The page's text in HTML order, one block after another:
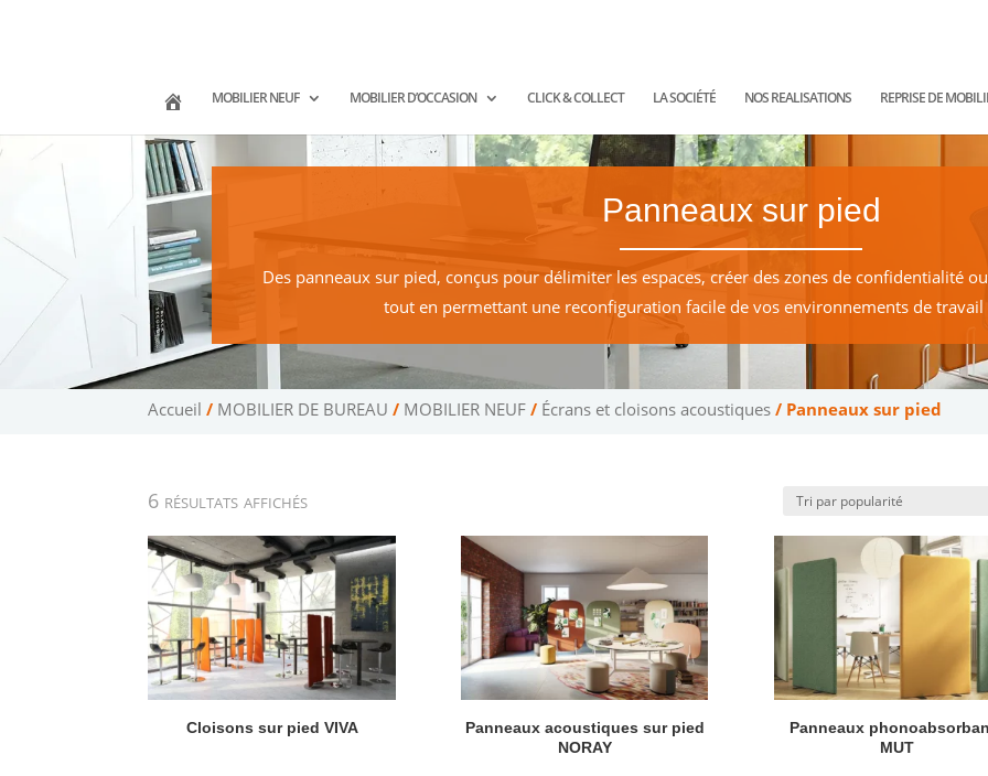
MOBILIER NEUF MOBILIER D’OCCASION CLICK & COLLECT LA SOCIÉTÉ NOS REALISATIONS REPRISE DE
Panneaux sur pied
Des panneaux sur pied, conçus pour délimiter les espaces, créer des zones de confidentialité
tout en permettant une reconfiguration facile de vos environnements de
Accueil / MOBILIER DE BUREAU / MOBILIER NEUF / Écrans et cloisons acoustiques / Panneaux sur pied
6 résultats affichésTrié
popularité
Cloisons sur pied VIVA
Panneaux acoustiques sur pied
NORAY
Panneaux
MUT